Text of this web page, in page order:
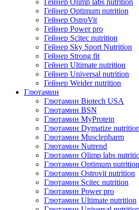
Гейнер Optimum nutrition
Гейнер OstroVit
Гейнер Power pro
Гейнер Scitec nutrition
Гейнер Sky Sport Nutrition
Гейнер Strong fit
Гейнер Ultimate nutrition
Гейнер Universal nutrition
Гейнер Weider nutrition
Глютамин
Глютамин Biotech USA
Глютамин BSN
Глютамин MyProtein
Глютамин Dymatize nutrition
Глютамин Musclepharm
Глютамин Nutrend
Глютамин Olimp labs
Глютамин Optimum nutrition
Глютамин Ostrovit nutrition
Глютамин Scitec nutrition
Глютамин Power pro
Глютамин Ultimate nutrition